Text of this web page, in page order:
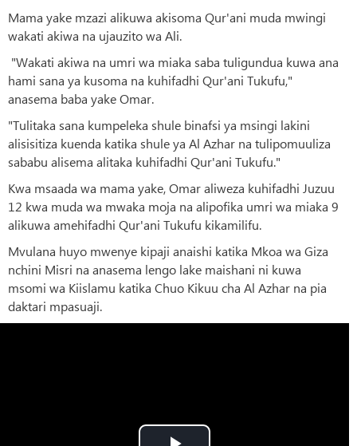
Mama yake mzazi alikuwa akisoma Qur'ani muda mwingi
wakati akiwa na ujauzito wa Ali.
"Wakati akiwa na umri wa miaka saba tuligundua kuwa ana
hami sana ya kusoma na kuhifadhi Qur'ani Tukufu,"
anasema baba yake Omar.
"Tulitaka sana kumpeleka shule binafsi ya msingi lakini
alisisitiza kuenda katika shule ya Al Azhar na tulipomuuliza
sababu alisema alitaka kuhifadhi Qur'ani Tukufu."
Kwa msaada wa mama yake, Omar aliweza kuhifadhi Juzuu
12 kwa muda wa mwaka moja na alipofika umri wa miaka 9
alikuwa amehifadhi Qur'ani Tukufu kikamilifu.
Mvulana huyo mwenye kipaji anaishi katika Mkoa wa Giza
nchini Misri na anasema lengo lake maishani ni kuwa
msomi wa Kiislamu katika Chuo Kikuu cha Al Azhar na pia
daktari mpasuaji.